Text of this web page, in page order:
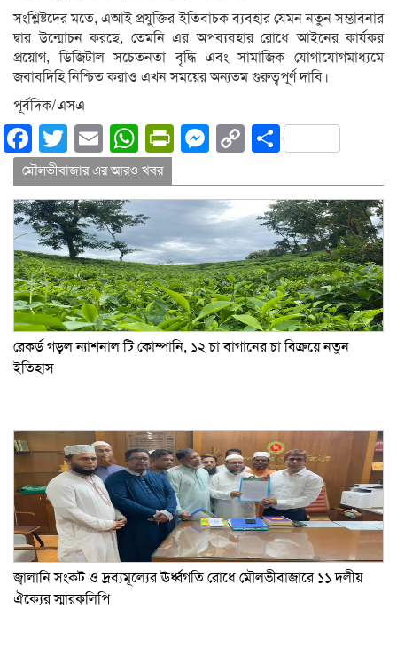
সংশ্লিষ্টদের মতে, এআই প্রযুক্তির ইতিবাচক ব্যবহার যেমন নতুন সম্ভাবনার
দ্বার উন্মোচন করছে, তেমনি এর অপব্যবহার রোধে আইনের কার্যকর
প্রয়োগ, ডিজিটাল সচেতনতা বৃদ্ধি এবং সামাজিক যোগাযোগমাধ্যমে
জবাবদিহি নিশ্চিত করাও এখন সময়ের অন্যতম গুরুত্বপূর্ণ দাবি।
পূর্বদিক/এসএ
Facebook
Twitter
EmailWhatsApp
PrintFriendly
Messenger
CopyShare
মৌলভীবাজার এর আরও খবর
রেকর্ড গড়ল ন্যাশনাল টি কোম্পানি, ১২ চা বাগানের চা বিক্রয়ে নতুন
ইতিহাস
জ্বালানি সংকট ও দ্রব্যমূল্যের ঊর্ধ্বগতি রোধে মৌলভীবাজারে ১১ দলীয়
ঐক্যের স্মারকলিপি